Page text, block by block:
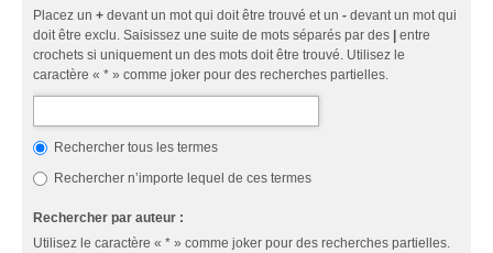
Placez un + devant un mot qui doit être trouvé et un - devant un mot qui
doit être exclu. Saisissez une suite de mots séparés par des
entre
crochets si uniquement un des mots doit être trouvé. Utilisez le
caractère « * » comme joker pour des recherches partielles.
Rechercher tous les termes
Rechercher n’importe lequel de ces termes
Rechercher par auteur :
Utilisez le caractère « * » comme joker pour des recherches partielles.